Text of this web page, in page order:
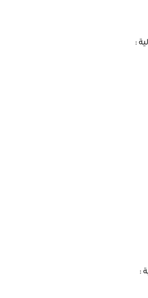
:
: